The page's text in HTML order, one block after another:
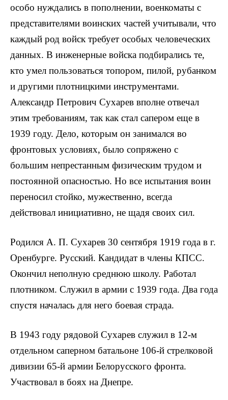
особо нуждались в пополнении, военкоматы с
представителями во­инских частей учитывали, что
ка­ждый род войск требует особых человеческих
данных. В инженерные войска подбирались те,
кто умел пользоваться топором, пилой, ру­банком
и другими плотницкими ин­струментами.
Александр Петрович Сухарев вполне отвечал
этим тре­бованиям, так как стал сапером еще в
1939 году. Дело, которым он занимался во
фронтовых усло­виях, было сопряжено с
большим непрестанным физическим тру­дом и
постоянной опасностью. Но все испытания воин
переносил стойко, мужественно, всегда
действовал инициативно, не щадя своих сил.
Родился А. П. Сухарев 30 сентября 1919 года в г.
Оренбурге. Русский. Кандидат в члены КПСС.
Окончил неполную среднюю школу. Работал
плотником. Служил в армии с 1939 года. Два го­да
спустя началась для него боевая страда.
В 1943 году рядовой Сухарев служил в 12-м
отдельном сапер­ном батальоне 106-й стрелковой
дивизии 65-й армии Белорусского фронта.
Участвовал в боях на Днепре.